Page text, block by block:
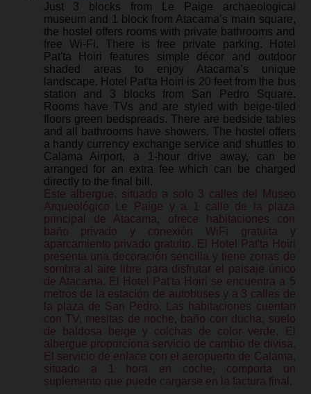
Just 3 blocks from Le Paige archaeological
museum and 1 block from Atacama’s main square,
the hostel offers rooms with private bathrooms and
free Wi-Fi. There is free private parking. Hotel
Pat'ta Hoiri features simple décor and outdoor
shaded areas to enjoy Atacama’s unique
landscape. Hotel Pat'ta Hoiri is 20 feet from the bus
station and 3 blocks from San Pedro Square.
Rooms have TVs and are styled with beige-tiled
floors green bedspreads. There are bedside tables
and all bathrooms have showers. The hostel offers
a handy currency exchange service and shuttles to
Calama Airport, a 1-hour drive away, can be
arranged for an extra fee which can be charged
directly to the final bill.
Este albergue, situado a solo 3 calles del Museo
Arqueológico Le Paige y a 1 calle de la plaza
principal de Atacama, ofrece habitaciones con
baño privado y conexión WiFi gratuita y
aparcamiento privado gratuito. El Hotel Pat'ta Hoiri
presenta una decoración sencilla y tiene zonas de
sombra al aire libre para disfrutar el paisaje único
de Atacama. El Hotel Pat'ta Hoiri se encuentra a 5
metros de la estación de autobuses y a 3 calles de
la plaza de San Pedro. Las habitaciones cuentan
con TV, mesitas de noche, baño con ducha, suelo
de baldosa beige y colchas de color verde. El
albergue proporciona servicio de cambio de divisa.
El servicio de enlace con el aeropuerto de Calama,
situado a 1 hora en coche, comporta un
suplemento que puede cargarse en la factura final.